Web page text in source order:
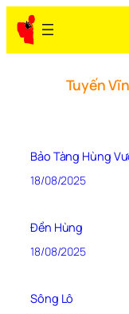
Tuyến
Bảo Tàng Hùng
18/08/2025
Đền Hùng
18/08/2025
Sông Lô